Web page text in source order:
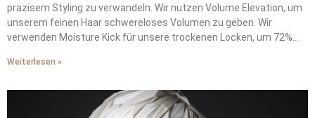
präzisem Styling zu verwandeln. Wir nutzen Volume Elevation, um
unserem feinen Haar schwereloses Volumen zu geben. Wir
verwenden Moisture Kick für unsere trockenen Locken, um 72%
Wir behandeln unsere krausen, groben Strähnen mit Frizz Away,
reparieren unser geschädigtes Haar mit Repair Rescues Cell
Equalizer Technology. Wir schützen unsere colorierte Mähne mit
Weiterlesen »